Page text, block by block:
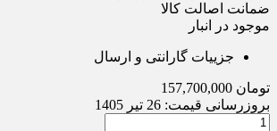
ضمانت اصالت کالا
موجود در انبار
جزییات گارانتی و ارسال
تومان
بروزرسانی قیمت: 26 تیر 1405
کولر